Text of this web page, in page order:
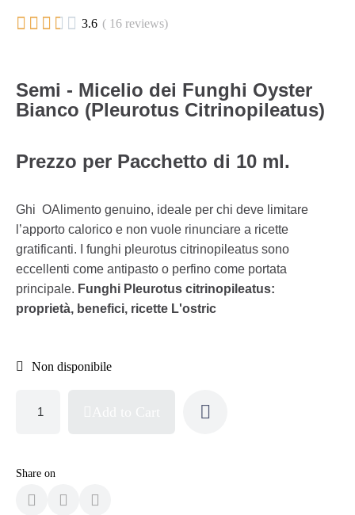
     3.6 ( 16 reviews)
Semi - Micelio dei Funghi Oyster
Bianco (Pleurotus Citrinopileatus)
Prezzo per Pacchetto di 10 ml.
Ghi OAlimento genuino, ideale per chi deve limitare
l’apporto calorico e non vuole rinunciare a ricette
gratificanti. I funghi pleurotus citrinopileatus sono
eccellenti come antipasto o perfino come portata
principale. Funghi Pleurotus citrinopileatus:
proprietà, benefici, ricette L'ostric
Non disponibile
Share on